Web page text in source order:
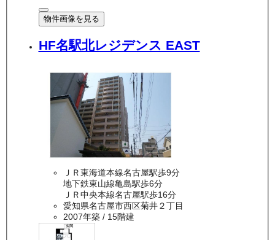
物件画像を見る
HF名駅北レジデンス EAST
ＪＲ東海道本線名古屋駅歩9分
地下鉄東山線亀島駅歩6分
ＪＲ中央本線名古屋駅歩16分
愛知県名古屋市西区菊井２丁目
2007年築/ 15階建